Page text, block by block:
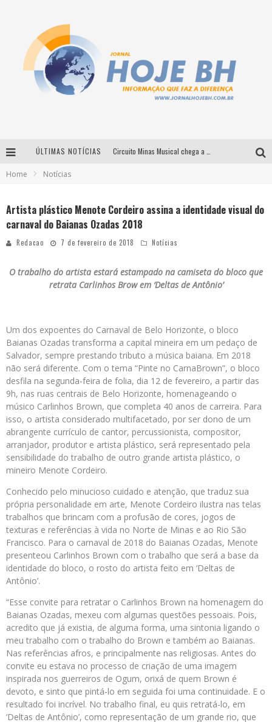
ÚLTIMAS NOTÍCIAS
Home Notícias
Artista plástico Menote Cordeiro assina a identidade visual do
carnaval do Baianas Ozadas 2018
Redacao 7 de fevereiro de 2018 Notícias
O trabalho do artista estará estampado na camiseta do bloco que
retrata Carlinhos Brow em ‘Deltas de Antônio’
Um dos expoentes do Carnaval de Belo Horizonte, o bloco
Baianas Ozadas transforma a capital mineira em um pedaço de
Salvador, sempre prestando tributo a música baiana. Em 2018
não será diferente. Com o tema “Pinte no CarnaBrown”, o bloco
desfila na segunda-feira de folia, dia 12 de fevereiro, a partir das
9h, nas ruas centrais de Belo Horizonte, homenageando o
músico Carlinhos Brown, que completa 40 anos de carreira. Para
isso, o artista considerado multifacetado, por ser dono de um
abrangente currículo de cantor, percussionista, compositor,
arranjador, produtor e artista plástico, será representado pela
sensibilidade do trabalho de outro grande artista plástico, o
mineiro Menote Cordeiro.
Conhecido pelo minucioso cuidado e atenção, que traduz sua
própria personalidade em arte, Menote Cordeiro ilustra nas telas
trabalhos que brincam com a profusão de cores, jogos de
texturas e referências à vida no Norte de Minas e ao Rio São
Francisco. Para o carnaval de 2018 do Baianas Ozadas, Menote
presenteou Carlinhos Brown com o trabalho que será a base da
identidade do bloco, o rosto do artista feito em ‘Deltas de
Antônio’.
“Esse convite para retratar o Carlinhos Brown na homenagem do
Baianas Ozadas, mexeu com algumas questões pessoais. Pois,
acredito que já existia, de alguma forma, uma sintonia ligando o
meu trabalho com o trabalho do Brown e também ao Baianas.
Nas referências afros, e principalmente nas religiosas. Antes do
convite eu estava no processo de criação de uma imagem
inspirada nos guerreiros de Ogum, orixá de quem Brown é
devoto, e sinto que pintá-lo em seguida foi uma continuidade. E o
resultado foi incrível. No trabalho final, eu quis retratá-lo, em
‘Deltas de Antônio’, como representação de um grande rio, que